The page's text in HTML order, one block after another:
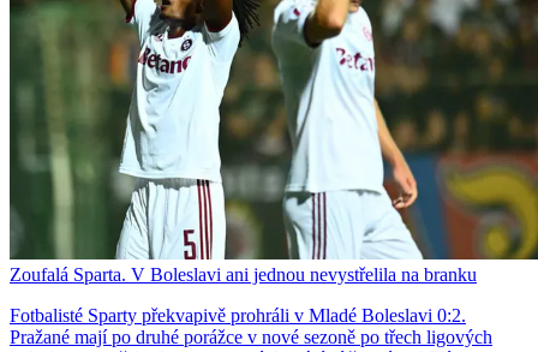
Zoufalá Sparta. V Boleslavi ani jednou nevystřelila na branku
Fotbalisté Sparty překvapivě prohráli v Mladé Boleslavi 0:2.
Pražané mají po druhé porážce v nové sezoně po třech ligových